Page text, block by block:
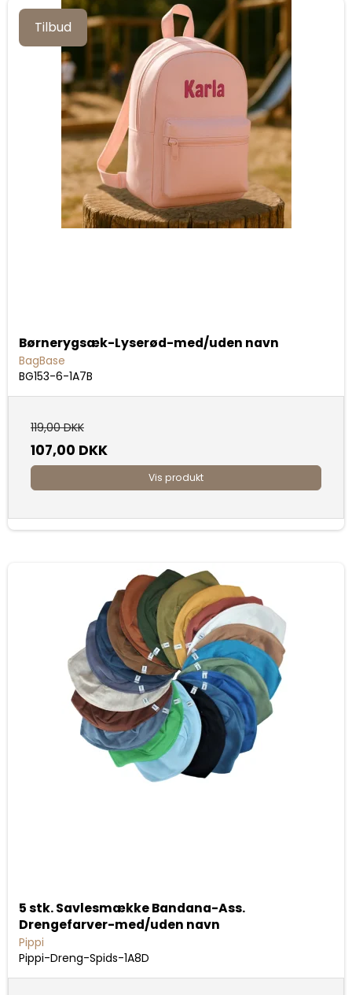
Tilbud
Børnerygsæk-Lyserød-med/uden navn
BagBase
BG153-6-1A7B
119,00 DKK
107,00 DKK
Vis produkt
5 stk. Savlesmække Bandana-Ass.
Drengefarver-med/uden navn
Pippi
Pippi-Dreng-Spids-1A8D